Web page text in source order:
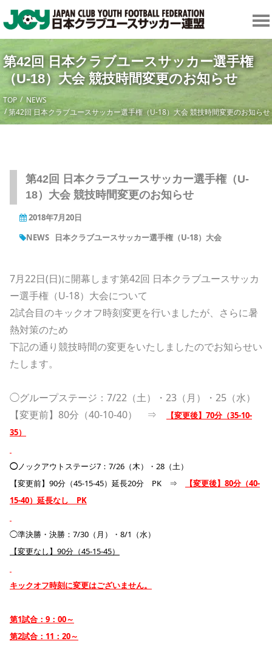
第42回 日本クラブユースサッカー選手権
（U-18）大会 競技時間変更のお知らせ
TOP
NEWS
第42回 日本クラブユースサッカー選手権（U-18）大会 競技時間変更のお知らせ
第42回 日本クラブユースサッカー選手権（U-
18）大会 競技時間変更のお知らせ
2018年7月20日
NEWS
日本クラブユースサッカー選手権（U-18）大会
7月22日(日)に開幕します第42回 日本クラブユースサッカ
ー選手権（U-18）大会について
2試合目のキックオフ時刻変更を行いましたが、さらに暑
熱対策のため
下記の通り競技時間の変更をいたしましたのでお知らせい
たします。
◯グループステージ：7/22（土）・23（月）・25（水）
【変更前】80分（40-10-40） ⇒
【変更後】70分（35-10-
35）
◯ノックアウトステージ7：7/26（木）・28（土）
【変更前】90分（45-15-45）延長20分 PK ⇒
【変更後】80分（40-
15-40）延長なし PK
◯準決勝・決勝：7/30（月）・8/1（水）
【変更なし】90分（45-15-45）
キックオフ時刻に変更はございません。
第1試合：9：00～
第2試合：11：20～